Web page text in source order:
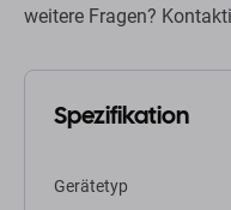
weitere Fragen?
Spezifikation
Gerätetyp